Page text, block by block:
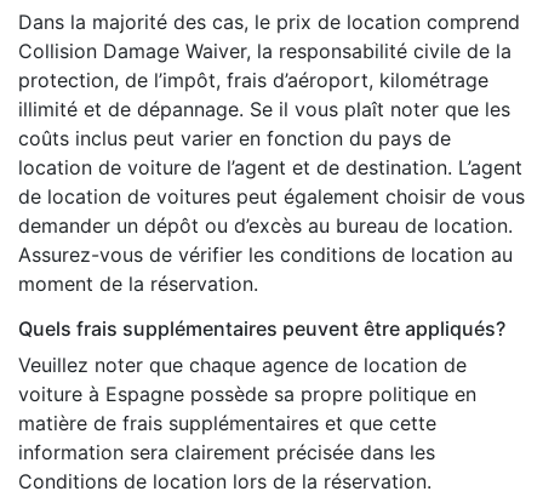
Dans la majorité des cas, le prix de location comprend
Collision Damage Waiver, la responsabilité civile de la
protection, de l’impôt, frais d’aéroport, kilométrage
illimité et de dépannage. Se il vous plaît noter que les
coûts inclus peut varier en fonction du pays de
location de voiture de l’agent et de destination. L’agent
de location de voitures peut également choisir de vous
demander un dépôt ou d’excès au bureau de location.
Assurez-vous de vérifier les conditions de location au
moment de la réservation.
Quels frais supplémentaires peuvent être appliqués?
Veuillez noter que chaque agence de location de
voiture à Espagne possède sa propre politique en
matière de frais supplémentaires et que cette
information sera clairement précisée dans les
Conditions de location lors de la réservation.